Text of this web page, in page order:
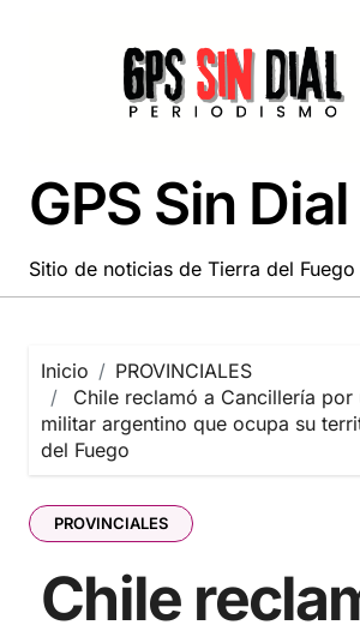
GPS Sin Dial
Sitio de noticias de Tierra del Fuego
Inicio
PROVINCIALES
Chile reclamó a Cancillería por
militar argentino que ocupa su
del Fuego
PROVINCIALES
Chile